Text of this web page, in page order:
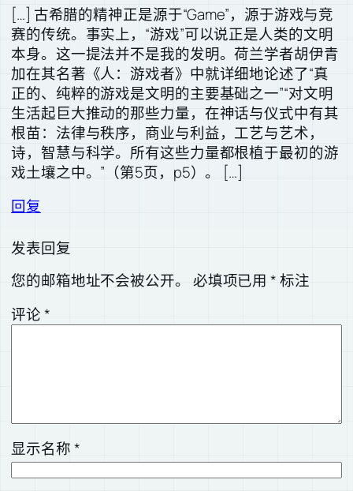
[…] 古希腊的精神正是源于“Game”，源于游戏与竞
赛的传统。事实上，“游戏”可以说正是人类的文明
本身。这一提法并不是我的发明。荷兰学者胡伊青
加在其名著《人：游戏者》中就详细地论述了“真
正的、纯粹的游戏是文明的主要基础之一”“对文明
生活起巨大推动的那些力量，在神话与仪式中有其
根苗：法律与秩序，商业与利益，工艺与艺术，
诗，智慧与科学。所有这些力量都根植于最初的游
戏土壤之中。”（第5页，p5）。 […]
回复
发表回复
您的邮箱地址不会被公开。
必填项已用*标注
评论*
显示名称*